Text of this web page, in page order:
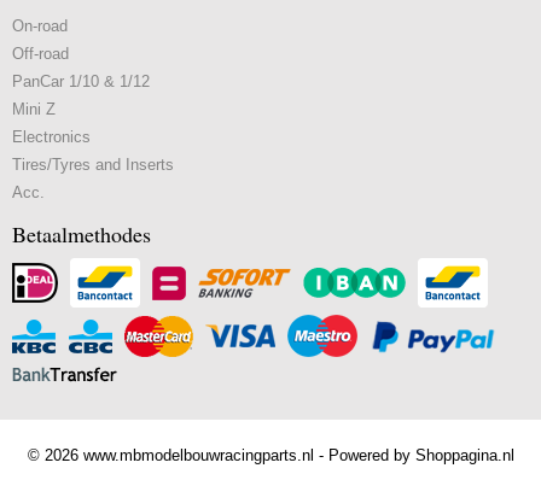
On-road
Off-road
PanCar 1/10 & 1/12
Mini Z
Electronics
Tires/Tyres and Inserts
Acc.
Betaalmethodes
© 2026 www.mbmodelbouwracingparts.nl - Powered by Shoppagina.nl